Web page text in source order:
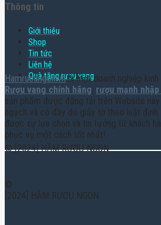
Thông tin
Giới thiệu
Shop
Tin tức
Liên hệ
Quà tặng rượu vang
Hamruoungon.vnlà một doanh nghiệp
Rượu vang chính hãng, rượu mạnh
sản phẩm được đăng tải trên Website
ngạch và có đầy đủ giấy tờ theo luật
được sự lựa chọn và tin tưởng từ khách
phục vụ một cách tốt nhất!
© [2024] HẦM RƯỢU NGON
©
[2024] HẦM RƯỢU NGON